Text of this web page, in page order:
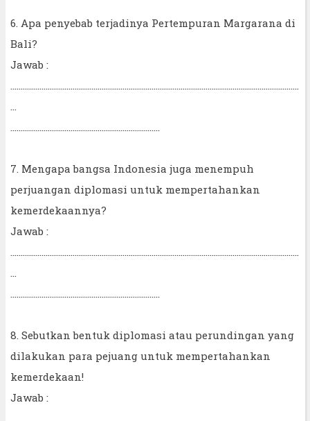
6. Apa penyebab terjadinya Pertempuran Margarana di
Bali?
Jawab :
7. Mengapa bangsa Indonesia juga menempuh
perjuangan diplomasi untuk mempertahankan
kemerdekaannya?
Jawab :
8. Sebutkan bentuk diplomasi atau perundingan yang
dilakukan para pejuang untuk mempertahankan
kemerdekaan!
Jawab :